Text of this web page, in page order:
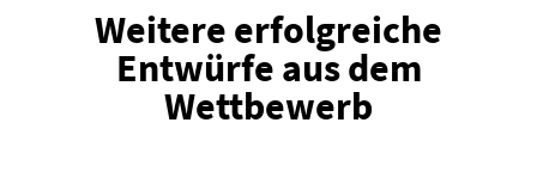
Weitere erfolgreiche
Entwürfe aus dem
Wettbewerb